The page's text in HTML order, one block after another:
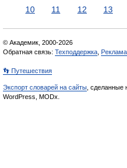
10
11 12 13
© Академик, 2000-2026
Обратная связь: Техподдержка
👣 Путешествия
Экспорт словарей на сайты , сделанные
WordPress, MODx.